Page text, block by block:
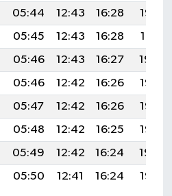
05:44 12:43 16:28
19:32
05:45 12:43 16:28
19:31
05:46 12:43 16:27
19:30
05:46 12:42 16:26
19:28
05:47 12:42 16:26
19:27
05:48 12:42 16:25
19:25
05:49 12:42 16:24
19:24
05:50 12:41 16:24 19:23